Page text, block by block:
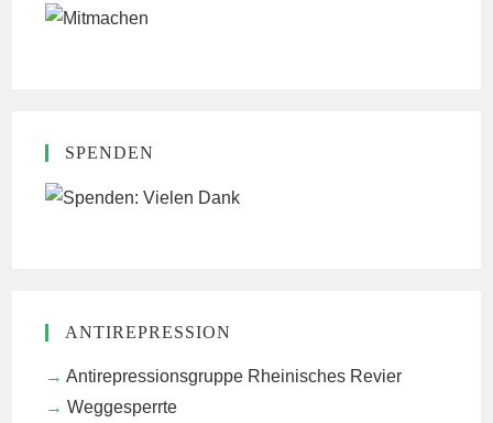
SPENDEN
ANTIREPRESSION
Antirepressionsgruppe Rheinisches Revier
Weggesperrte